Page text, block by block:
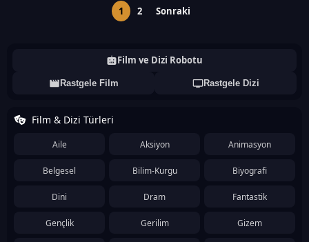
1 2 Sonraki
Film ve Dizi Robotu
Rastgele Film Rastgele Dizi
Film & Dizi Türleri
Aile Aksiyon Animasyon
Belgesel Bilim-Kurgu Biyografi
Dini Dram Fantastik
Gençlik Gerilim Gizem